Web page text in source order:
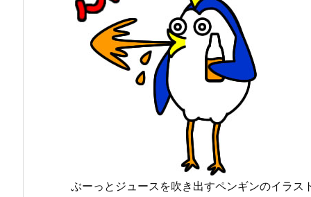
ぶーっとジュースを吹き出すペンギンのイラス